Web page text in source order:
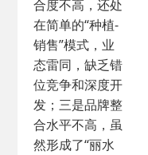
合度不高，还处
在简单的“种植-
销售”模式，业
态雷同，缺乏错
位竞争和深度开
发；三是品牌整
合水平不高，虽
然形成了“丽水